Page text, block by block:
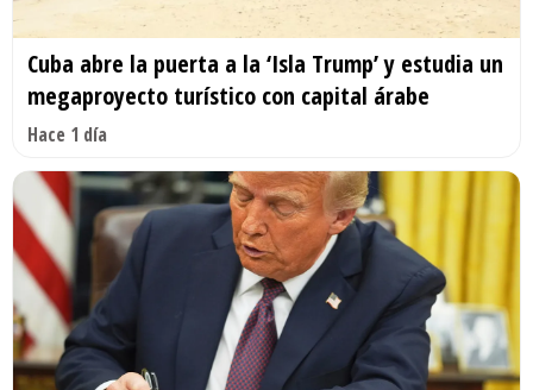
Cuba abre la puerta a la ‘Isla Trump’ y estudia un
megaproyecto turístico con capital árabe
Hace 1 día